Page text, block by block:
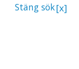
Stäng sök